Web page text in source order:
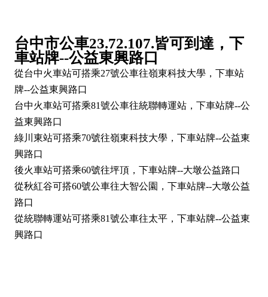
台中市公車23.72.107.皆可到達，下
車站牌--公益東興路口
從台中火車站可搭乘27號公車往嶺東科技大學，下車站
牌--公益東興路口
台中火車站可搭乘81號公車往統聯轉運站，下車站牌--公
益東興路口
綠川東站可搭乘70號往嶺東科技大學，下車站牌--公益東
興路口
後火車站可搭乘60號往坪頂，下車站牌--大墩公益路口
從秋紅谷可搭60號公車往大智公園，下車站牌--大墩公益
路口
從統聯轉運站可搭乘81號公車往太平，下車站牌--公益東
興路口